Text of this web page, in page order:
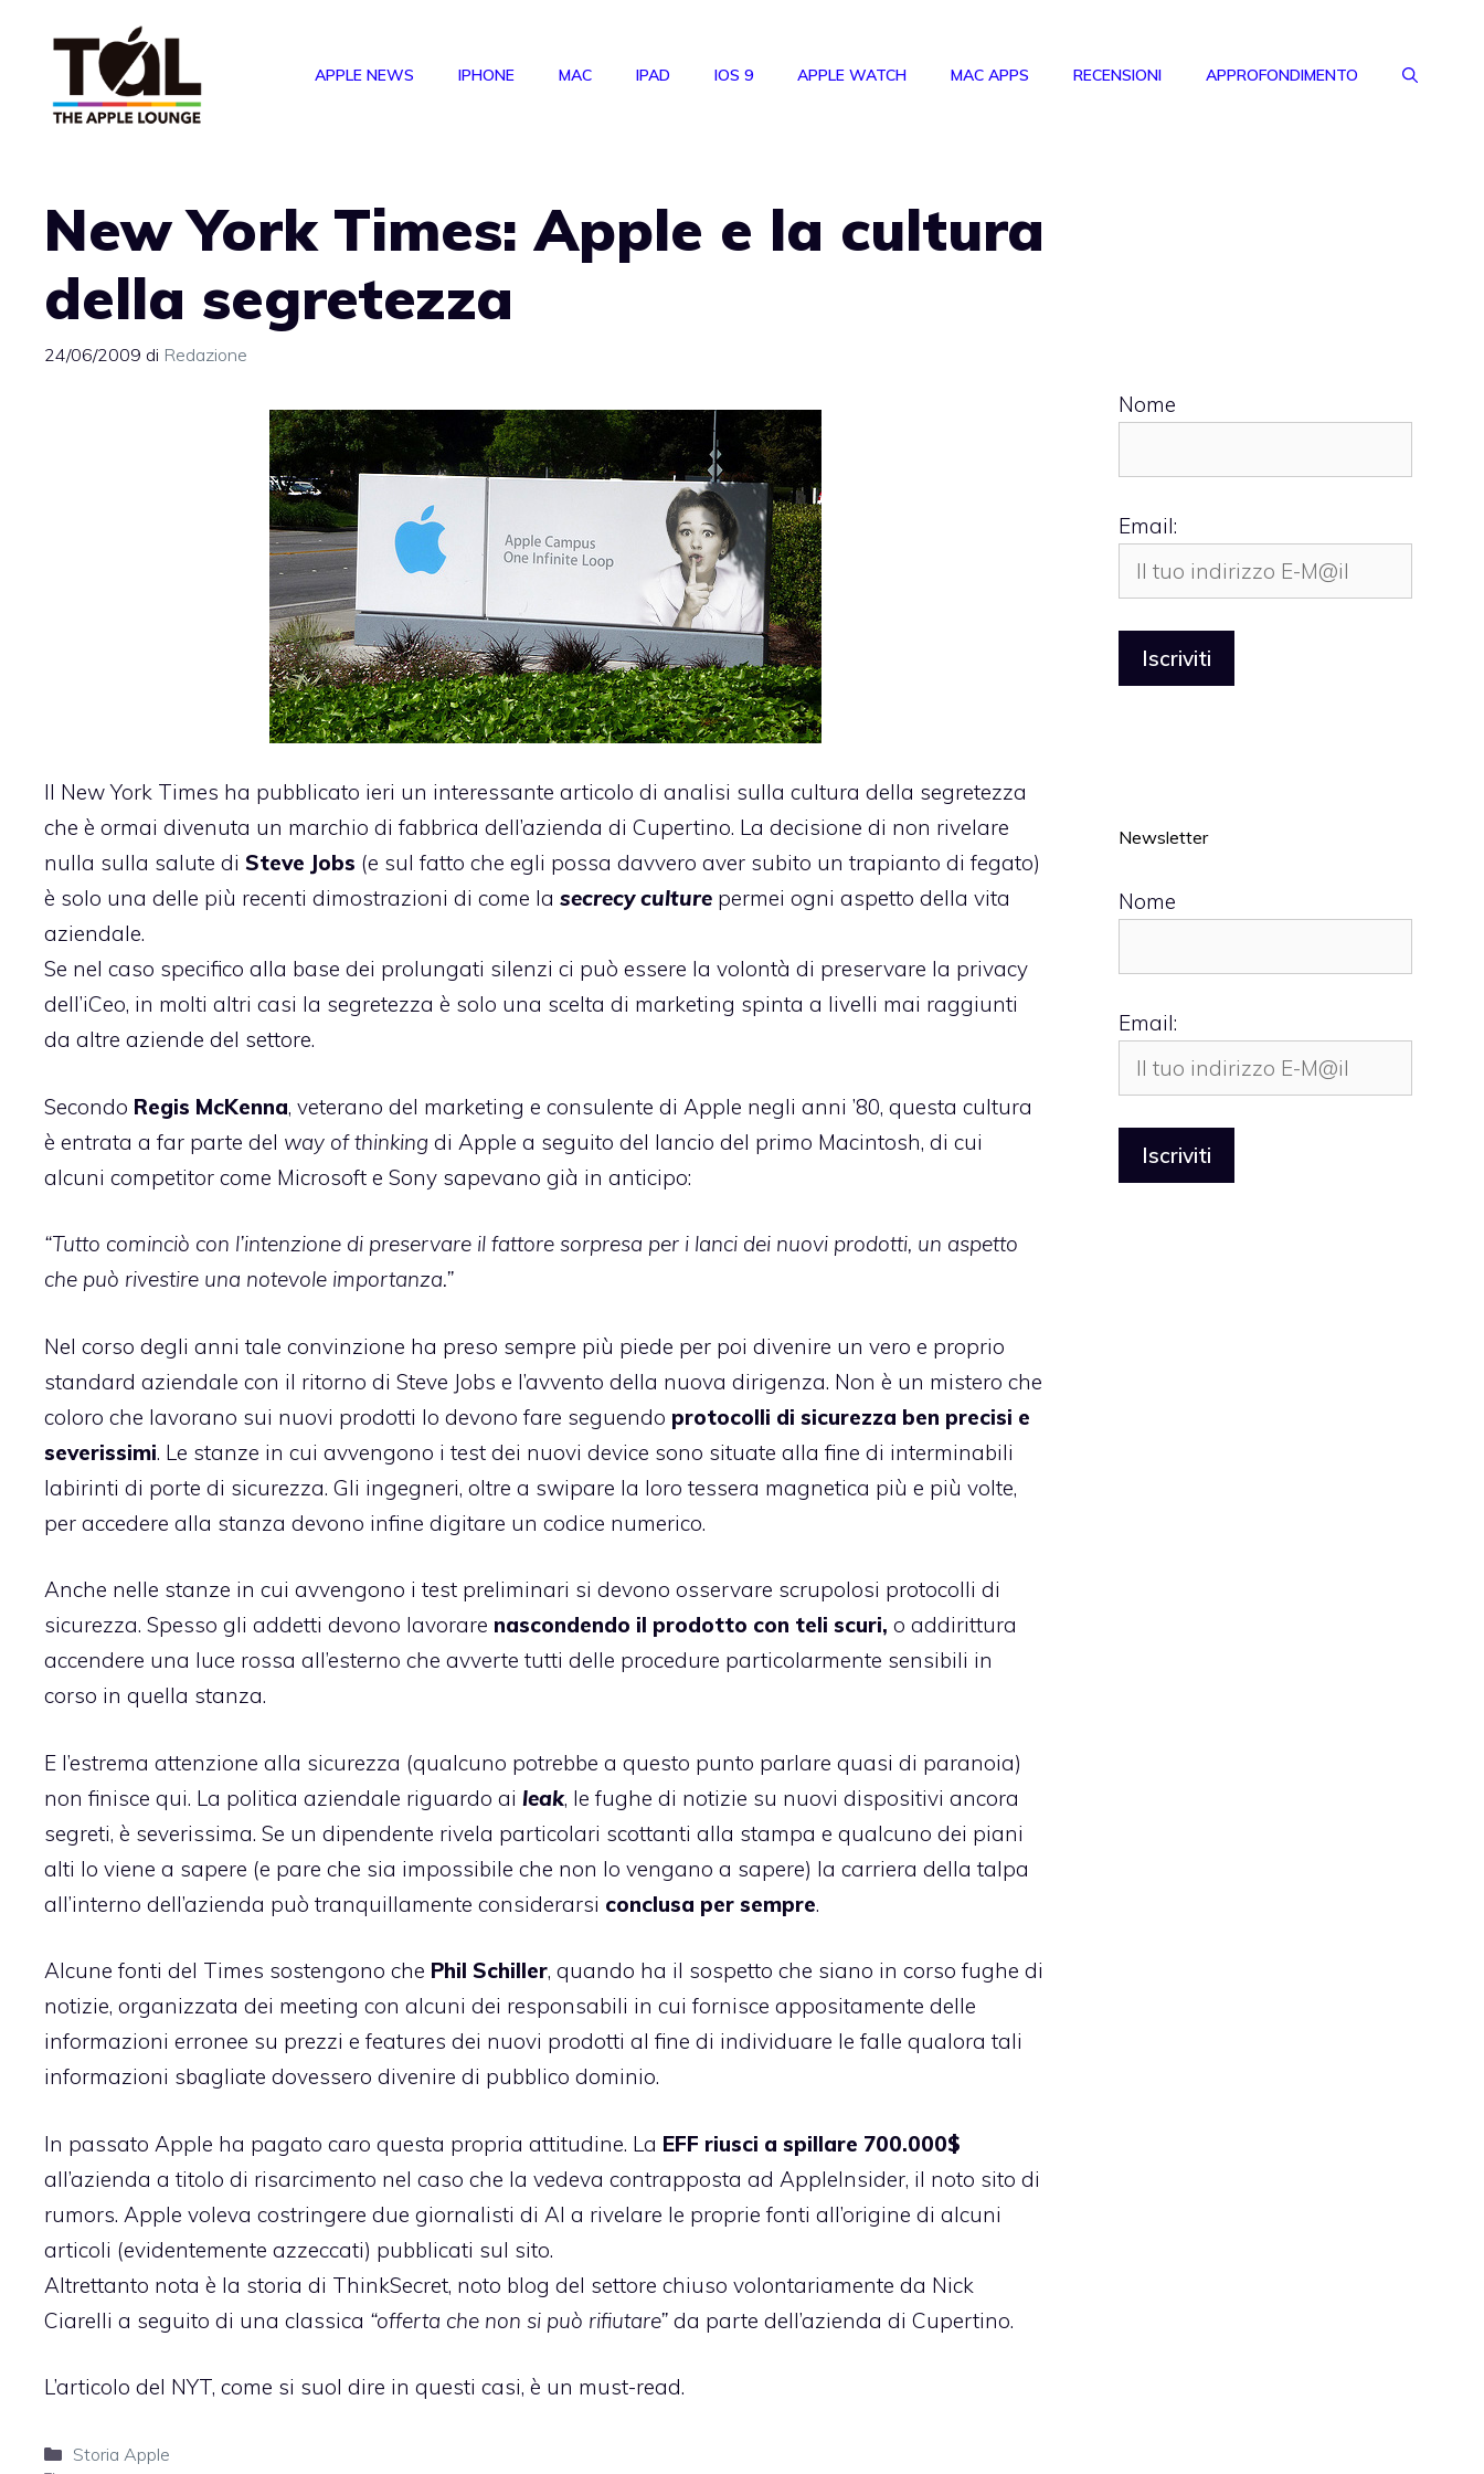
APPLE NEWS IPHONE MAC IPAD IOS 9 APPLE WATCH MAC APPS RECENSIONI APPROFONDIMENTO
New York Times: Apple e la cultura
della segretezza
24/06/2009 di Redazione
Il New York Times ha pubblicato ieri un interessante articolo di analisi sulla cultura della segretezza
che è ormai divenuta un marchio di fabbrica dell’azienda di Cupertino. La decisione di non rivelare
nulla sulla salute di Steve Jobs (e sul fatto che egli possa davvero aver subito un trapianto di fegato)
è solo una delle più recenti dimostrazioni di come la secrecy culture permei ogni aspetto della vita
aziendale.
Se nel caso specifico alla base dei prolungati silenzi ci può essere la volontà di preservare la privacy
dell’iCeo, in molti altri casi la segretezza è solo una scelta di marketing spinta a livelli mai raggiunti
da altre aziende del settore.
Secondo Regis McKenna, veterano del marketing e consulente di Apple negli anni ’80, questa cultura
è entrata a far parte del way of thinking di Apple a seguito del lancio del primo Macintosh, di cui
alcuni competitor come Microsoft e Sony sapevano già in anticipo:
“Tutto cominciò con l’intenzione di preservare il fattore sorpresa per i lanci dei nuovi prodotti, un aspetto
che può rivestire una notevole importanza.”
Nel corso degli anni tale convinzione ha preso sempre più piede per poi divenire un vero e proprio
standard aziendale con il ritorno di Steve Jobs e l’avvento della nuova dirigenza. Non è un mistero che
coloro che lavorano sui nuovi prodotti lo devono fare seguendo protocolli di sicurezza ben precisi e
severissimi. Le stanze in cui avvengono i test dei nuovi device sono situate alla fine di interminabili
labirinti di porte di sicurezza. Gli ingegneri, oltre a swipare la loro tessera magnetica più e più volte,
per accedere alla stanza devono infine digitare un codice numerico.
Anche nelle stanze in cui avvengono i test preliminari si devono osservare scrupolosi protocolli di
sicurezza. Spesso gli addetti devono lavorare nascondendo il prodotto con teli scuri, o addirittura
accendere una luce rossa all’esterno che avverte tutti delle procedure particolarmente sensibili in
corso in quella stanza.
E l’estrema attenzione alla sicurezza (qualcuno potrebbe a questo punto parlare quasi di paranoia)
non finisce qui. La politica aziendale riguardo ai leak, le fughe di notizie su nuovi dispositivi ancora
segreti, è severissima. Se un dipendente rivela particolari scottanti alla stampa e qualcuno dei piani
alti lo viene a sapere (e pare che sia impossibile che non lo vengano a sapere) la carriera della talpa
all’interno dell’azienda può tranquillamente considerarsi conclusa per sempre.
Alcune fonti del Times sostengono che Phil Schiller, quando ha il sospetto che siano in corso fughe di
notizie, organizzata dei meeting con alcuni dei responsabili in cui fornisce appositamente delle
informazioni erronee su prezzi e features dei nuovi prodotti al fine di individuare le falle qualora tali
informazioni sbagliate dovessero divenire di pubblico dominio.
In passato Apple ha pagato caro questa propria attitudine. La EFF riusci a spillare 700.000$
all’azienda a titolo di risarcimento nel caso che la vedeva contrapposta ad AppleInsider, il noto sito di
rumors. Apple voleva costringere due giornalisti di AI a rivelare le proprie fonti all’origine di alcuni
articoli (evidentemente azzeccati) pubblicati sul sito.
Altrettanto nota è la storia di ThinkSecret, noto blog del settore chiuso volontariamente da Nick
Ciarelli a seguito di una classica “offerta che non si può rifiutare” da parte dell’azienda di Cupertino.
L’articolo del NYT, come si suol dire in questi casi, è un must-read.
Categorie
Storia Apple
Nome
Email:
Newsletter
Nome
Email: